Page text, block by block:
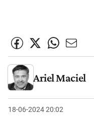
Ariel Maciel
18-06-2024 20:02